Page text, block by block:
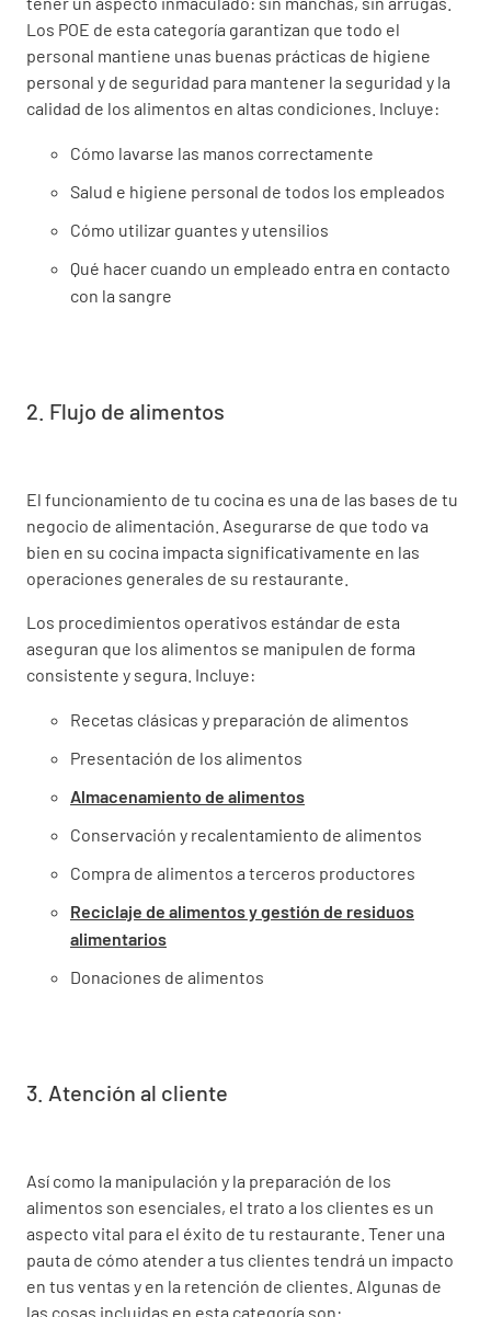
Los POE de esta categoría garantizan que todo el
personal mantiene unas buenas prácticas de higiene
personal y de seguridad para mantener la seguridad y la
calidad de los alimentos en altas condiciones. Incluye:
Cómo lavarse las manos correctamente
Salud e higiene personal de todos los empleados
Cómo utilizar guantes y utensilios
Qué hacer cuando un empleado entra en contacto
con la sangre
2. Flujo de alimentos
El funcionamiento de tu cocina es una de las bases de tu
negocio de alimentación. Asegurarse de que todo va
bien en su cocina impacta significativamente en las
operaciones generales de su restaurante.
Los procedimientos operativos estándar de esta
aseguran que los alimentos se manipulen de forma
consistente y segura. Incluye:
Recetas clásicas y preparación de alimentos
Presentación de los alimentos
Almacenamiento de alimentos
Conservación y recalentamiento de alimentos
Compra de alimentos a terceros productores
Reciclaje de alimentos y gestión de residuos
alimentarios
Donaciones de alimentos
3. Atención al cliente
Así como la manipulación y la preparación de los
alimentos son esenciales, el trato a los clientes es un
aspecto vital para el éxito de tu restaurante. Tener una
pauta de cómo atender a tus clientes tendrá un impacto
en tus ventas y en la retención de clientes. Algunas de
las cosas incluidas en esta categoría son: